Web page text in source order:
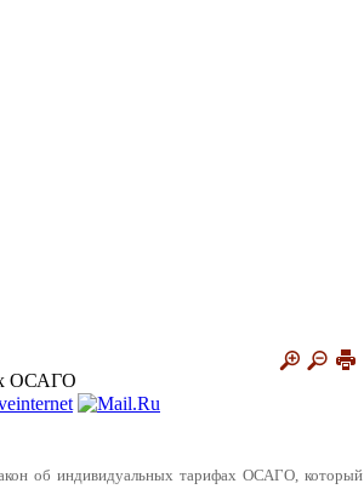
ОСАГО
об индивидуальных тарифах ОСАГО, который